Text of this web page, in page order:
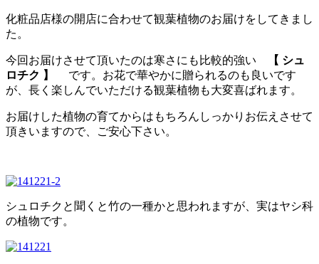
化粧品店様の開店に合わせて観葉植物のお届けをしてきまし
た。
今回お届けさせて頂いたのは寒さにも比較的強い
【 シュ
ロチク 】 です。お花で華やかに贈られるのも良いです
が、長く楽しんでいただける観葉植物も大変喜ばれます。
お届けした植物の育てからはもちろんしっかりお伝えさせて
頂きいますので、ご安心下さい。
シュロチクと聞くと竹の一種かと思われますが、実はヤシ科
の植物です。